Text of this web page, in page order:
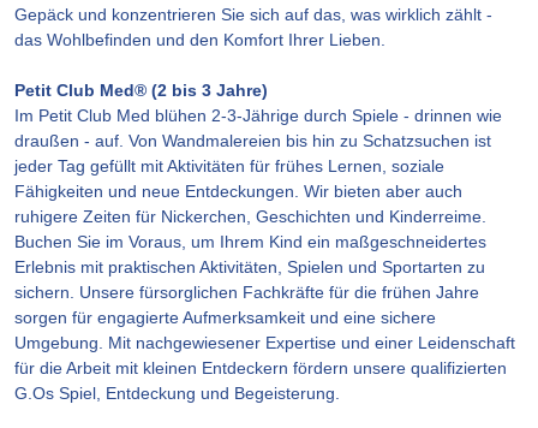
Gepäck und konzentrieren Sie sich auf das, was wirklich zählt -
das Wohlbefinden und den Komfort Ihrer Lieben.
Petit Club Med® (2 bis 3 Jahre)
Im Petit Club Med blühen 2-3-Jährige durch Spiele - drinnen wie
draußen - auf. Von Wandmalereien bis hin zu Schatzsuchen ist
jeder Tag gefüllt mit Aktivitäten für frühes Lernen, soziale
Fähigkeiten und neue Entdeckungen. Wir bieten aber auch
ruhigere Zeiten für Nickerchen, Geschichten und Kinderreime.
Buchen Sie im Voraus, um Ihrem Kind ein maßgeschneidertes
Erlebnis mit praktischen Aktivitäten, Spielen und Sportarten zu
sichern. Unsere fürsorglichen Fachkräfte für die frühen Jahre
sorgen für engagierte Aufmerksamkeit und eine sichere
Umgebung. Mit nachgewiesener Expertise und einer Leidenschaft
für die Arbeit mit kleinen Entdeckern fördern unsere qualifizierten
G.Os Spiel, Entdeckung und Begeisterung.